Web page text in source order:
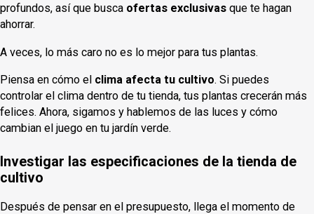
profundos, así que busca ofertas exclusivas que te hagan
ahorrar.
A veces, lo más caro no es lo mejor para tus plantas.
Piensa en cómo el clima afecta tu cultivo. Si puedes
controlar el clima dentro de tu tienda, tus plantas crecerán más
felices. Ahora, sigamos y hablemos de las luces y cómo
cambian el juego en tu jardín verde.
Investigar las especificaciones de la tienda de
cultivo
Después de pensar en el presupuesto, llega el momento de